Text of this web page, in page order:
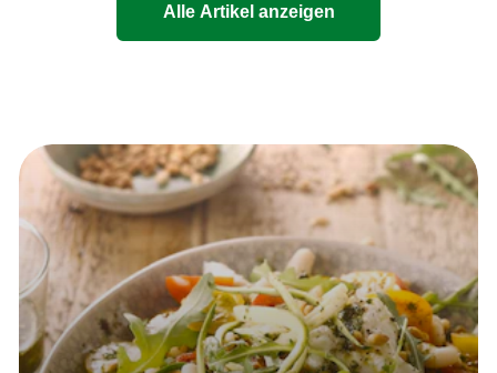
Alle Artikel anzeigen